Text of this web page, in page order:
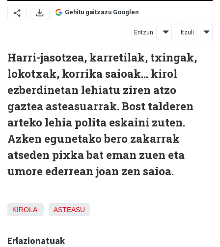
Gehitu gaitzazu Googlen
Entzun Itzuli
Harri-jasotzea, karretilak, txingak,
lokotxak, korrika saioak... kirol
ezberdinetan lehiatu ziren atzo
gaztea asteasuarrak. Bost talderen
arteko lehia polita eskaini zuten.
Azken egunetako bero zakarrak
atseden pixka bat eman zuen eta
umore ederrean joan zen saioa.
KIROLA ASTEASU
Erlazionatuak